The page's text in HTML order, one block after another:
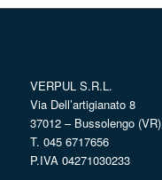
VERPUL S.R.L.
Via Dell’artigianato 8
37012 – Bussolengo (VR)
T. 045 6717656
P.IVA 04271030233